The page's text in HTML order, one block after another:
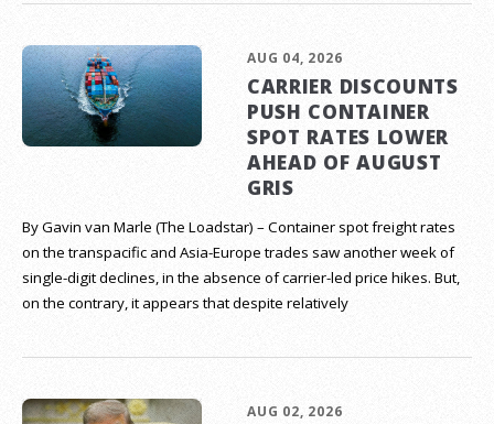
AUG 04, 2026
CARRIER DISCOUNTS
PUSH CONTAINER
SPOT RATES LOWER
AHEAD OF AUGUST
GRIS
By Gavin van Marle (The Loadstar) – Container spot freight rates
on the transpacific and Asia-Europe trades saw another week of
single-digit declines, in the absence of carrier-led price hikes. But,
on the contrary, it appears that despite relatively
AUG 02, 2026